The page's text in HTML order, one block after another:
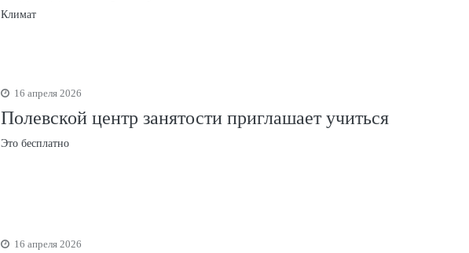
Климат
16 апреля 2026
Полевской центр занятости приглашает учиться
Это бесплатно
16 апреля 2026